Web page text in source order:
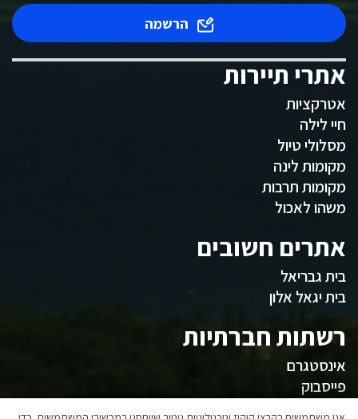
הרשמה
אתרי תיירות
אטרקציות
חיי לילה
מסלולי טיול
מקומות לינה
מקומות תרבות
משהו לאכול
אתרים חשובים
בית גבריאל
בית יגאל אלון
רשתות חברתיות
אינסטגרם
פייסבוק